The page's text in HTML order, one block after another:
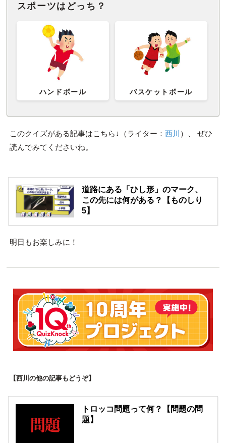
スポーツはどっち？
ハンドボール バスケットボール
このクイズがある記事はこちら↓（ライター： 西川 ）、 ぜひ
読んでみてくださいね。
道路にある「ひし形」のマーク、
この先には何がある？【ものしり
5】
明日もお楽しみに！
【西川の他の記事もどうぞ】
トロッコ問題って何？【問題の問
題】